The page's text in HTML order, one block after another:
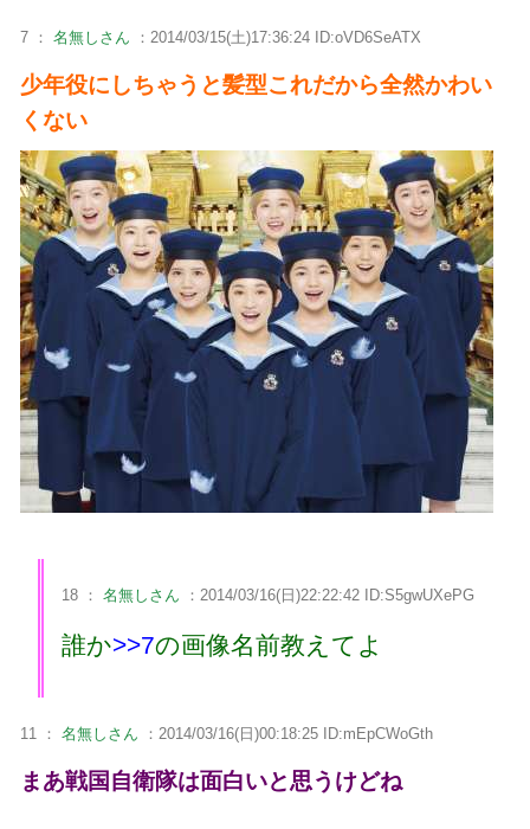
7 ： 名無しさん ：2014/03/15(土)17:36:24 ID:oVD6SeATX
少年役にしちゃうと髪型これだから全然かわい
くない
18 ： 名無しさん ：2014/03/16(日)22:22:42 ID:S5gwUXePG
誰か>>7の画像名前教えてよ
11 ： 名無しさん ：2014/03/16(日)00:18:25 ID:mEpCWoGth
まあ戦国自衛隊は面白いと思うけどね